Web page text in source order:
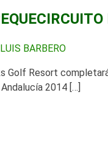
BARBERO
Golf Resort
2014 […]